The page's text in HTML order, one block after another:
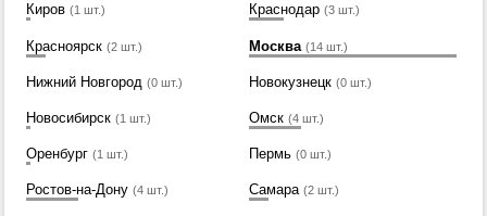
Киров (1 шт.) Краснодар (3 шт.)
Красноярск (2 шт.) Москва (14 шт.)
Нижний Новгород (0 шт.) Новокузнецк (0 шт.)
Новосибирск (1 шт.) Омск (4 шт.)
Оренбург (1 шт.) Пермь (0 шт.)
Ростов-на-Дону (4 шт.) Самара (2 шт.)